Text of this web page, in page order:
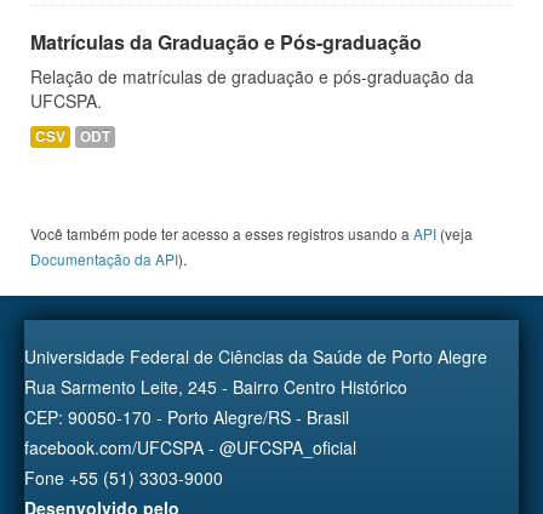
Matrículas da Graduação e Pós-graduação
Relação de matrículas de graduação e pós-graduação da
UFCSPA.
CSV ODT
Você também pode ter acesso a esses registros usando a API (veja
Documentação da API).
Universidade Federal de Ciências da Saúde de Porto Alegre
Rua Sarmento Leite, 245 - Bairro Centro Histórico
CEP: 90050-170 - Porto Alegre/RS - Brasil
facebook.com/UFCSPA - @UFCSPA_oficial
Fone +55 (51) 3303-9000
Desenvolvido pelo